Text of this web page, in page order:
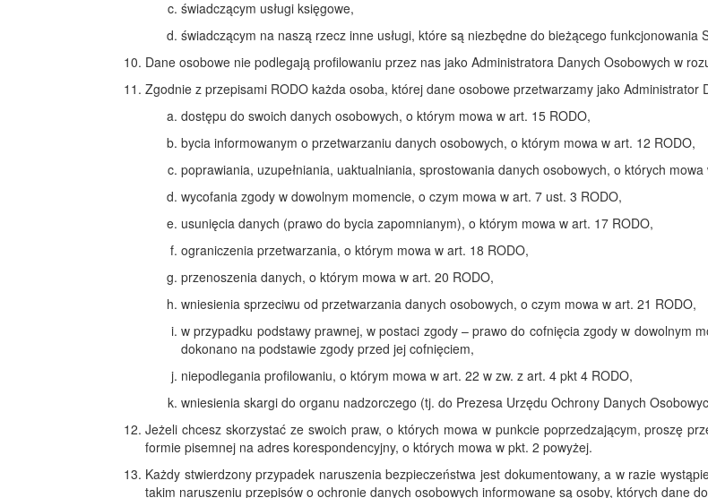
świadczącym usługi księgowe,
świadczącym na naszą rzecz inne usługi, które są niezbędne do bieżącego funkcjonowania
Dane osobowe nie podlegają profilowaniu przez nas jako Administratora Danych Osobowych w
Zgodnie z przepisami RODO każda osoba, której dane osobowe przetwarzamy jako Administrator
dostępu do swoich danych osobowych, o którym mowa w art. 15 RODO,
bycia informowanym o przetwarzaniu danych osobowych, o którym mowa w art. 12 RODO,
poprawiania, uzupełniania, uaktualniania, sprostowania danych osobowych, o których
wycofania zgody w dowolnym momencie, o czym mowa w art. 7 ust. 3 RODO,
usunięcia danych (prawo do bycia zapomnianym), o którym mowa w art. 17 RODO,
ograniczenia przetwarzania, o którym mowa w art. 18 RODO,
przenoszenia danych, o którym mowa w art. 20 RODO,
wniesienia sprzeciwu od przetwarzania danych osobowych, o czym mowa w art. 21 RODO,
w przypadku podstawy prawnej, w postaci zgody – prawo do cofnięcia zgody w dowolnym
dokonano na podstawie zgody przed jej cofnięciem,
niepodlegania profilowaniu, o którym mowa w art. 22 w zw. z art. 4 pkt 4 RODO,
wniesienia skargi do organu nadzorczego (tj. do Prezesa Urzędu Ochrony Danych
Jeżeli chcesz skorzystać ze swoich praw, o których mowa w punkcie poprzedzającym, proszę
formie pisemnej na adres korespondencyjny, o których mowa w pkt. 2 powyżej.
Każdy stwierdzony przypadek naruszenia bezpieczeństwa jest dokumentowany, a w razie
takim naruszeniu przepisów o ochronie danych osobowych informowane są osoby, których dane